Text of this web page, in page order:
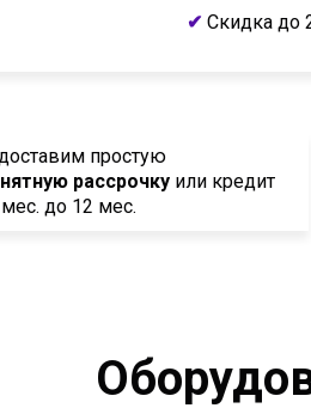
✔ Скидка до
простую
рассрочку или кредит
до 12 мес.